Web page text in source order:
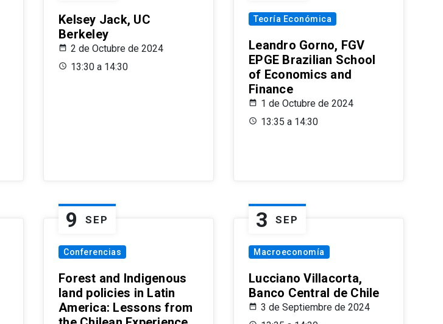
Kelsey Jack, UC
Berkeley
2 de Octubre de 2024
13:30 a 14:30
Teoría Económica
Leandro Gorno, FGV
EPGE Brazilian School
of Economics and
Finance
1 de Octubre de 2024
13:35 a 14:30
9 SEP
Conferencias
Forest and Indigenous
land policies in Latin
America: Lessons from
3 SEP
Macroeconomía
Lucciano Villacorta,
Banco Central de Chile
3 de Septiembre de 2024